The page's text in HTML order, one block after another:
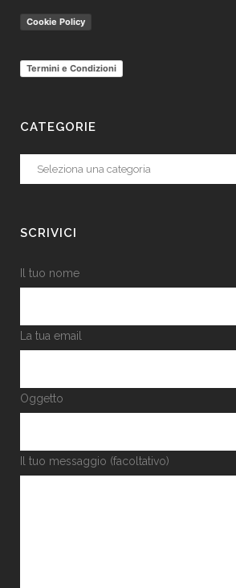
Cookie Policy
Termini e Condizioni
CATEGORIE
Categorie
SCRIVICI
Il tuo nome
La tua email
Oggetto
Il tuo messaggio (facoltativo)